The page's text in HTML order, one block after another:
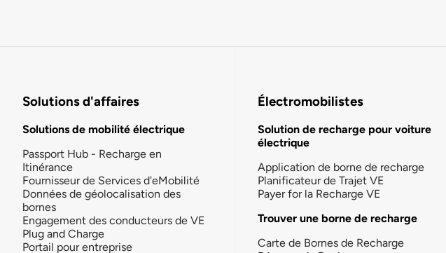
Solutions d'affaires
Solutions de mobilité électrique
Passport Hub - Recharge en
Itinérance
Fournisseur de Services d'eMobilité
Données de géolocalisation des
bornes
Engagement des conducteurs de VE
Plug and Charge
Portail pour entreprise
Électromobilistes
Solution de recharge pour voiture
électrique
Application de borne de recharge
Planificateur de Trajet VE
Payer for la Recharge VE
Trouver une borne de recharge
Carte de Bornes de Recharge